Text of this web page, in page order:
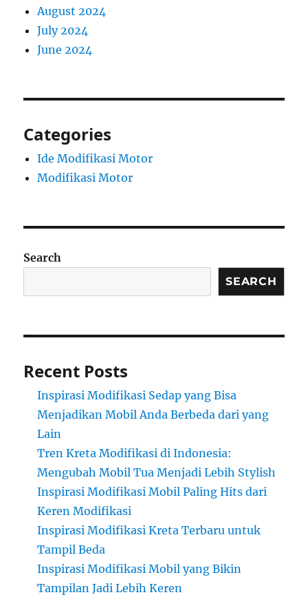
August 2024
July 2024
June 2024
Categories
Ide Modifikasi Motor
Modifikasi Motor
Search
SEARCH
Recent Posts
Inspirasi Modifikasi Sedap yang Bisa
Menjadikan Mobil Anda Berbeda dari yang
Lain
Tren Kreta Modifikasi di Indonesia:
Mengubah Mobil Tua Menjadi Lebih Stylish
Inspirasi Modifikasi Mobil Paling Hits dari
Keren Modifikasi
Inspirasi Modifikasi Kreta Terbaru untuk
Tampil Beda
Inspirasi Modifikasi Mobil yang Bikin
Tampilan Jadi Lebih Keren